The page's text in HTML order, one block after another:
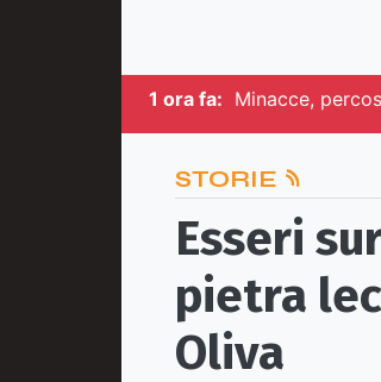
1 ora fa: Minacce,
STORIE
Esseri
pietra
Oliva